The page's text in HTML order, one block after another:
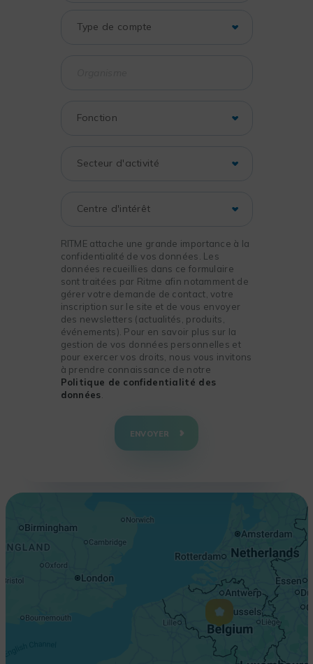
RITME attache une grande importance à la
confidentialité de vos données. Les
données recueillies dans ce formulaire
sont traitées par Ritme afin notamment de
gérer votre demande de contact, votre
inscription sur le site et de vous envoyer
des newsletters (actualités, produits,
événements). Pour en savoir plus sur la
gestion de vos données personnelles et
pour exercer vos droits, nous vous invitons
à prendre connaissance de notre
Politique de confidentialité des
données
ENVOYER